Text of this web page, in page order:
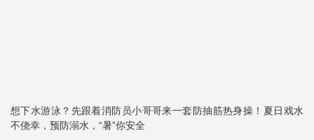
想下水游泳？先跟着消防员小哥哥来一套防抽筋热身操！夏日戏水
不侥幸，预防溺水，“暑”你安全